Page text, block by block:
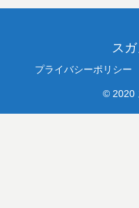
ス
プライバシーポリシー
© 2020